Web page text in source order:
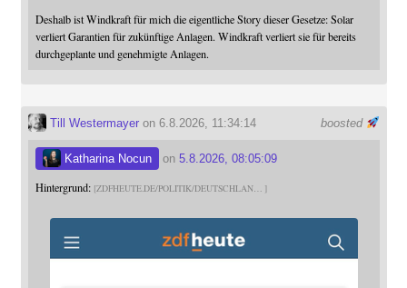
Deshalb ist Windkraft für mich die eigentliche Story dieser Gesetze: Solar
verliert Garantien für zukünftige Anlagen. Windkraft verliert sie für bereits
durchgeplante und genehmigte Anlagen.
boosted
Till Westermayeron 6.8.2026, 11:34:14
Katharina Nocun on 5.8.2026, 08:05:09
Hintergrund: ZDFHEUTE.DE/POLITIK/DEUTSCHLAN